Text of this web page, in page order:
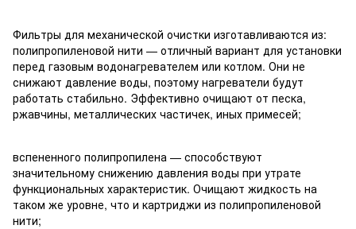
Фильтры для механической очистки изготавливаются из:
полипропиленовой нити — отличный вариант для установки
перед газовым водонагревателем или котлом. Они не
снижают давление воды, поэтому нагреватели будут
работать стабильно. Эффективно очищают от песка,
ржавчины, металлических частичек, иных примесей;
вспененного полипропилена — способствуют
значительному снижению давления воды при утрате
функциональных характеристик. Очищают жидкость на
таком же уровне, что и картриджи из полипропиленовой
нити;